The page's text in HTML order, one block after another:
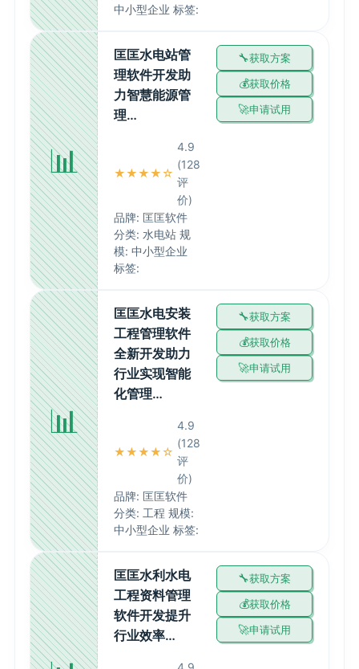
中小型企业 标签:
📊
匡匡水电站管
理软件开发助
力智慧能源管
理…
★★★★☆
4.9
(128
评
价)
品牌: 匡匡软件
分类: 水电站 规
模: 中小型企业
标签:
获取方案
获取价格
申请试用
📊
匡匡水电安装
工程管理软件
全新开发助力
行业实现智能
化管理…
★★★★☆
4.9
(128
评
价)
品牌: 匡匡软件
分类: 工程 规模:
中小型企业 标签:
获取方案
获取价格
申请试用
匡匡水利水电
工程资料管理
软件开发提升
行业效率…
获取方案
获取价格
申请试用